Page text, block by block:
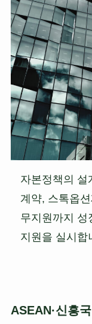
자본정책의 설
계약, 스톡옵
무지원까지 성
지원을 실시합
ASEAN·신흥